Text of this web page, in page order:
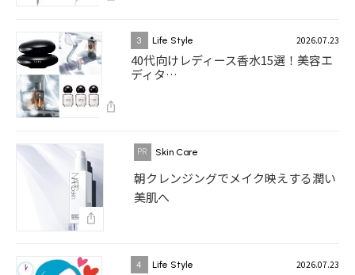
3 Life Style 2026.07.23
40代向けレディース香水15選！美容エ
ディタ…
Skin Care
朝クレンジングでメイク映えする潤い
美肌へ
4 Life Style 2026.07.23